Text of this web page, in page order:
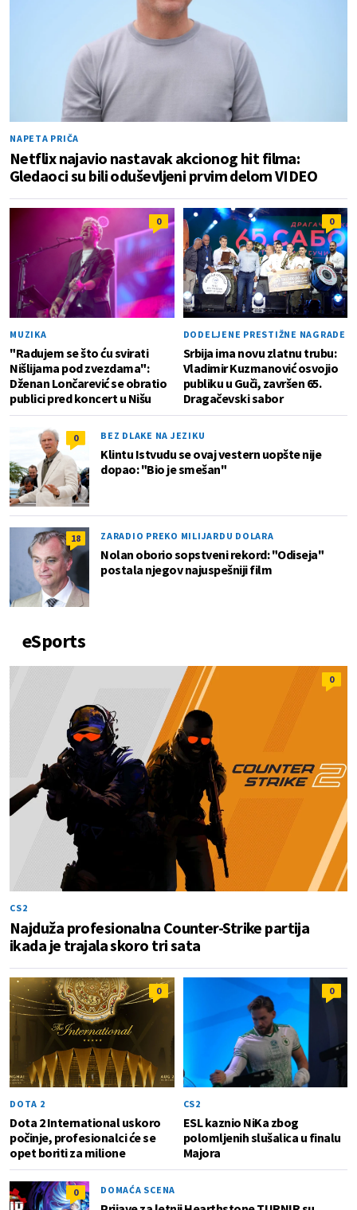
NAPETA PRIČA
Netflix najavio nastavak akcionog hit filma:
Gledaoci su bili oduševljeni prvim delom VIDEO
0
MUZIKA
"Radujem se što ću svirati
Nišlijama pod zvezdama":
Dženan Lončarević se obratio
publici pred koncert u Nišu
0
DODELJENE PRESTIŽNE NAGRADE
Srbija ima novu zlatnu trubu:
Vladimir Kuzmanović osvojio
publiku u Guči, završen 65.
Dragačevski sabor
0 BEZ DLAKE NA JEZIKU
Klintu Istvudu se ovaj vestern uopšte nije
dopao: "Bio je smešan"
18 ZARADIO PREKO MILIJARDU DOLARA
Nolan oborio sopstveni rekord: "Odiseja"
postala njegov najuspešniji film
eSports
0
CS2
Najduža profesionalna Counter-Strike partija
ikada je trajala skoro tri sata
0
DOTA 2
Dota 2 International uskoro
počinje, profesionalci će se
opet boriti za milione
0
CS2
ESL kaznio NiKa zbog
polomljenih slušalica u finalu
Majora
0 DOMAĆA SCENA